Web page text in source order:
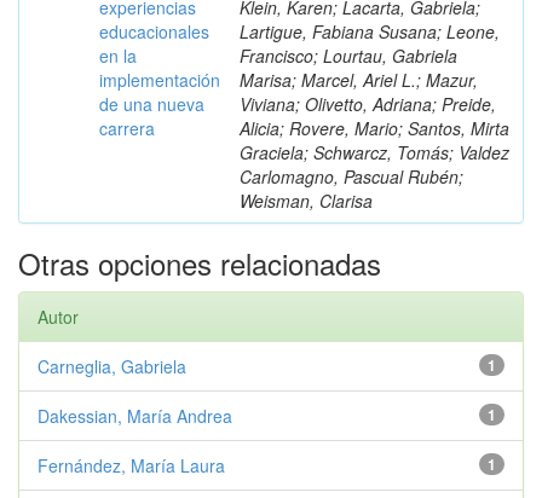
experiencias
educacionales
en la
implementación
de una nueva
carrera
Klein, Karen; Lacarta, Gabriela;
Lartigue, Fabiana Susana; Leone,
Francisco; Lourtau, Gabriela
Marisa; Marcel, Ariel L.; Mazur,
Viviana; Olivetto, Adriana; Preide,
Alicia; Rovere, Mario; Santos, Mirta
Graciela; Schwarcz, Tomás; Valdez
Carlomagno, Pascual Rubén;
Weisman, Clarisa
Otras opciones relacionadas
Autor
1
Carneglia, Gabriela
1
Dakessian, María Andrea
1
Fernández, María Laura